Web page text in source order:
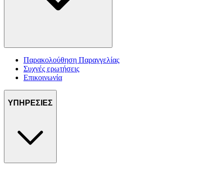
Παρακολούθηση Παραγγελίας
Συχνές ερωτήσεις
Επικοινωνία
ΥΠΗΡΕΣΙΕΣ